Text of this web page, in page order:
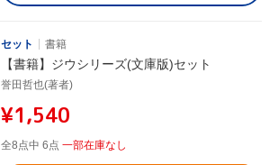
セット 書籍
【書籍】ジウシリーズ(文庫版)セット
誉田哲也(著者)
¥1,540
全8点中 6点 一部在庫なし